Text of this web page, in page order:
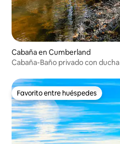
Cabaña en Cumberland
Cabaña-Baño privado con ducha
Favorito entre huéspedes
Favorito entre huéspedes